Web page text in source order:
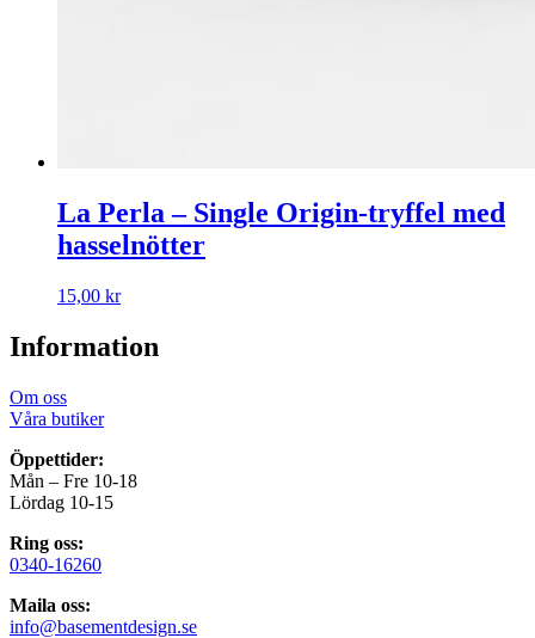
La Perla – Single Origin-tryffel med
hasselnötter
15,00 kr
Information
Om oss
Våra butiker
Öppettider:
Mån – Fre 10-18
Lördag 10-15
Ring oss:
0340-16260
Maila oss:
info@basementdesign.se